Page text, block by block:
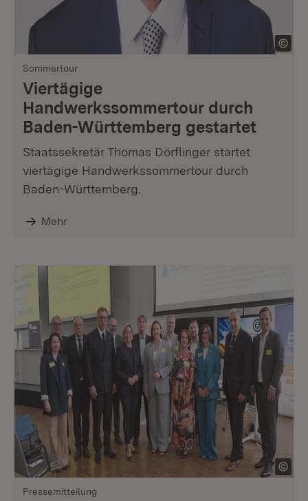
Sommertour
Viertägige
Handwerkssommertour durch
Baden-Württemberg gestartet
Staatssekretär Thomas Dörflinger startet
viertägige Handwerkssommertour durch
Baden-Württemberg.
Mehr
Pressemitteilung